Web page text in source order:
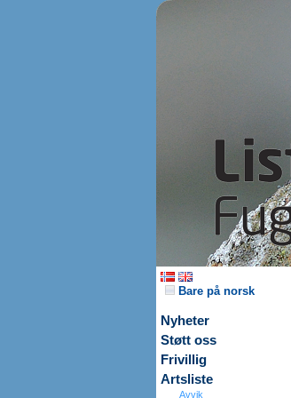
Bare på norsk
Nyheter
Støtt oss
Frivillig
Artsliste
Avvik